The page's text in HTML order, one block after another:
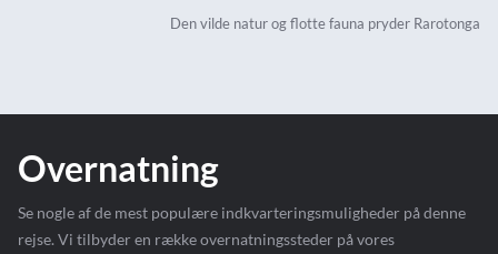
Den vilde natur og flotte fauna pryder Rarotonga
Overnatning
Se nogle af de mest populære indkvarteringsmuligheder på denne
rejse. Vi tilbyder en række overnatningssteder på vores